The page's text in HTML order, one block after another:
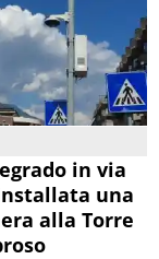
in via
una
alla Torre